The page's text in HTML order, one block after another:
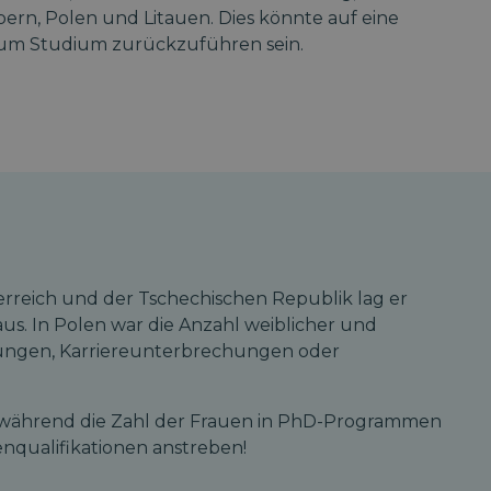
Polen und Litauen. Dies könnte auf eine
Studium zurückzuführen sein.
und der Tschechischen Republik lag er
In Polen war die Anzahl weiblicher und
Karriereunterbrechungen oder
die Zahl der Frauen in PhD-Programmen
anstreben!